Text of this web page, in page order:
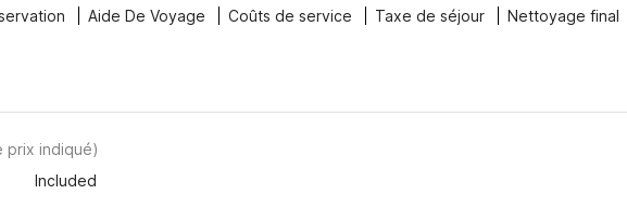
Aide De Voyage Coûts de service Taxe de séjour
Nettoyage final
prix indiqué)
Included